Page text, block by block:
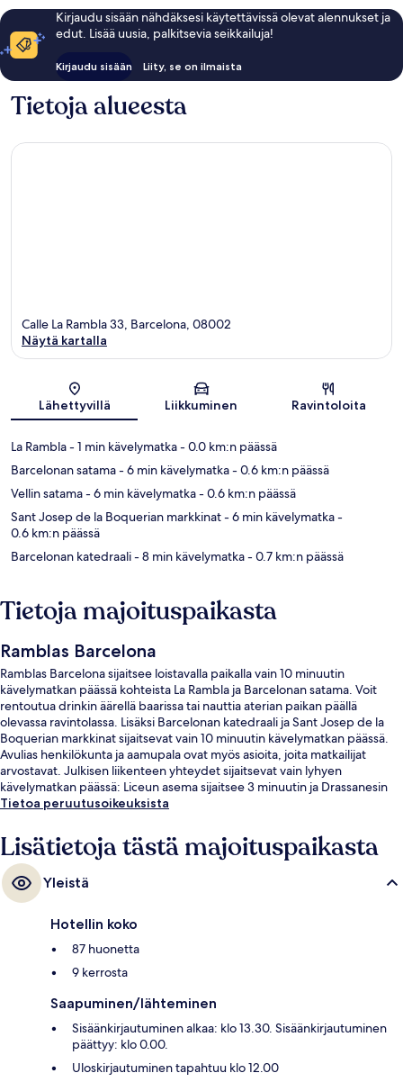
Kirjaudu sisään nähdäksesi käytettävissä olevat alennukset ja
edut. Lisää uusia, palkitsevia seikkailuja!
Kirjaudu sisään Liity, se on ilmaista
Tietoja alueesta
Kartta
Calle La Rambla 33, Barcelona, 08002
Näytä kartalla
Lähettyvillä Liikkuminen Ravintoloita
La Rambla- 1 min kävelymatka- 0.0 km:n päässä
Barcelonan satama- 6 min kävelymatka- 0.6 km:n päässä
Vellin satama- 6 min kävelymatka- 0.6 km:n päässä
Sant Josep de la Boquerian markkinat- 6 min kävelymatka-
0.6 km:n päässä
Barcelonan katedraali- 8 min kävelymatka- 0.7 km:n päässä
Tietoja majoituspaikasta
Ramblas Barcelona
Ramblas Barcelona sijaitsee loistavalla paikalla vain 10 minuutin
kävelymatkan päässä kohteista La Rambla ja Barcelonan satama. Voit
rentoutua drinkin äärellä baarissa tai nauttia aterian paikan päällä
olevassa ravintolassa. Lisäksi Barcelonan katedraali ja Sant Josep de la
Boquerian markkinat sijaitsevat vain 10 minuutin kävelymatkan päässä.
Avulias henkilökunta ja aamupala ovat myös asioita, joita matkailijat
arvostavat. Julkisen liikenteen yhteydet sijaitsevat vain lyhyen
kävelymatkan päässä: Liceun asema sijaitsee 3 minuutin ja Drassanesin
asema 3 minuutin kävelymatkan päässä.
Tietoa peruutusoikeuksista
Lisätietoja tästä majoituspaikasta
Yleistä
Hotellin koko
87 huonetta
9 kerrosta
Saapuminen/lähteminen
Sisäänkirjautuminen alkaa: klo 13.30. Sisäänkirjautuminen
päättyy: klo 0.00.
Uloskirjautuminen tapahtuu klo 12.00